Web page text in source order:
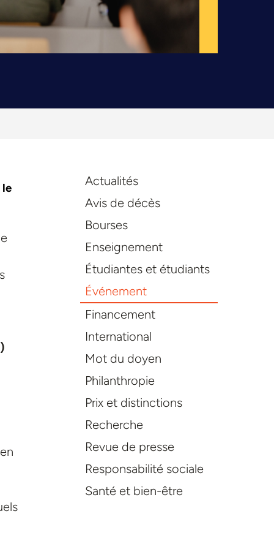
le
Actualités
Avis de décès
Bourses
Enseignement
Étudiantes et étudiants
Événement
Financement
International
Mot du doyen
Philanthropie
Prix et distinctions
Recherche
Revue de presse
Responsabilité sociale
Santé et bien-être